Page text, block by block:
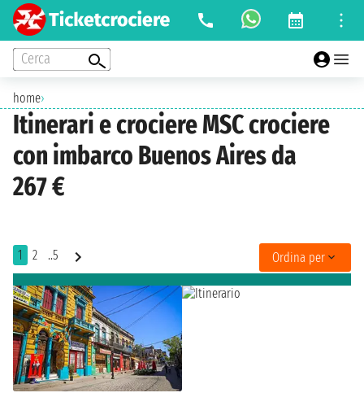
Cerca
home›
Itinerari e crociere MSC crociere
con imbarco Buenos Aires da
267 €
1 2 ..5 Ordina per